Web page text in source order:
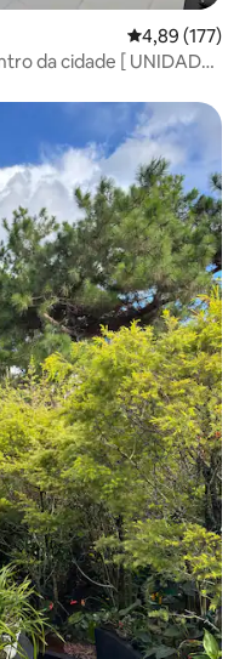
4,89 de uma
4,89 (177)
da cidade [ UNIDADE